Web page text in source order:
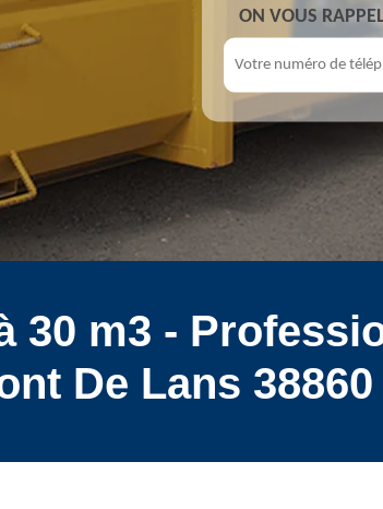
ON VOUS
30 m3 -
De Lans 38860